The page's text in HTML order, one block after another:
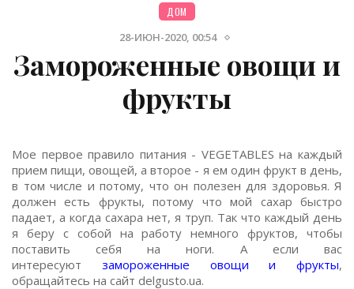
ДОМ
28-ИЮН-2020, 00:54
Замороженные овощи и
фрукты
Мое первое правило питания - VEGETABLES на каждый
прием пищи, овощей, а второе - я ем один фрукт в день,
в том числе и потому, что он полезен для здоровья. Я
должен есть фрукты, потому что мой сахар быстро
падает, а когда сахара нет, я труп. Так что каждый день
я беру с собой на работу немного фруктов, чтобы
поставить себя на ноги. А если вас
интересуют замороженные овощи и фрукты,
обращайтесь на сайт delgusto.ua.